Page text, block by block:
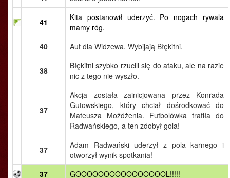
41
Kita postanowił uderzyć. Po nogach rywala
mamy róg.
40
Aut dla Widzewa. Wybijają Błękitni.
38
Błękitni szybko rzucili się do ataku, ale na razie
nic z tego nie wyszło.
37
Akcja została zainicjowana przez Konrada
Gutowskiego, który chciał dośrodkować do
Mateusza Możdżenia. Futbolówka trafiła do
Radwańskiego, a ten zdobył gola!
37
Adam Radwański uderzył z pola karnego i
otworzył wynik spotkania!
37
GOOOOOOOOOOOOOOOOL!!!!!